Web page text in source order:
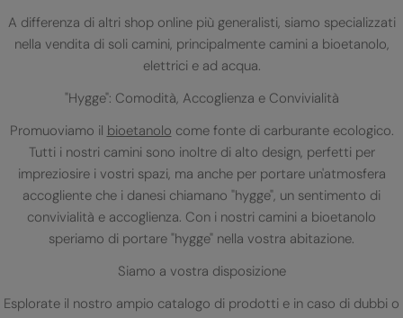
A differenza di altri shop online più generalisti, siamo specializzati
nella vendita di soli camini, principalmente camini a bioetanolo,
elettrici e ad acqua.
"Hygge": Comodità, Accoglienza e Convivialità
Promuoviamo il bioetanolo come fonte di carburante ecologico.
Tutti i nostri camini sono inoltre di alto design, perfetti per
impreziosire i vostri spazi, ma anche per portare un'atmosfera
accogliente che i danesi chiamano "hygge", un sentimento di
convivialità e accoglienza. Con i nostri camini a bioetanolo
speriamo di portare "hygge" nella vostra abitazione.
Siamo a vostra disposizione
Esplorate il nostro ampio catalogo di prodotti e in caso di dubbi o